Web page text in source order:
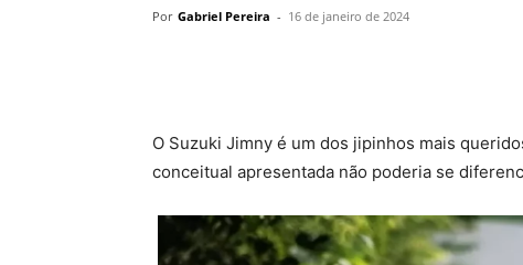
Por Gabriel Pereira - 16 de janeiro de 2024
O Suzuki Jimny é um dos jipinhos mais
conceitual apresentada não poderia se